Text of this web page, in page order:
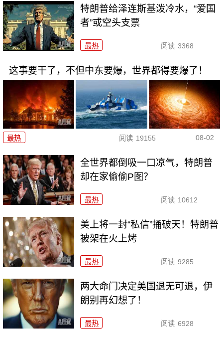
特朗普给泽连斯基泼冷水，“爱国
者”或空头支票
最热 阅读 3368
这事要干了，不但中东要爆，世界都得要爆了！
最热 阅读 19155 08-02
全世界都倒吸一口凉气，特朗普
却在家偷偷P图？
最热 阅读 10612
美上将一封“私信”捅破天！特朗普
被架在火上烤
最热 阅读 9285
两大命门决定美国退无可退，伊
朗别再幻想了！
最热 阅读 6928